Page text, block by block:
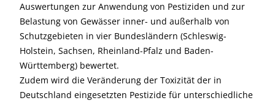
Auswertungen zur Anwendung von Pestiziden und zur
Belastung von Gewässer inner- und außerhalb von
Schutzgebieten in vier Bundesländern (Schleswig-
Holstein, Sachsen, Rheinland-Pfalz und Baden-
Württemberg) bewertet.
Zudem wird die Veränderung der Toxizität der in
Deutschland eingesetzten Pestizide für unterschiedliche